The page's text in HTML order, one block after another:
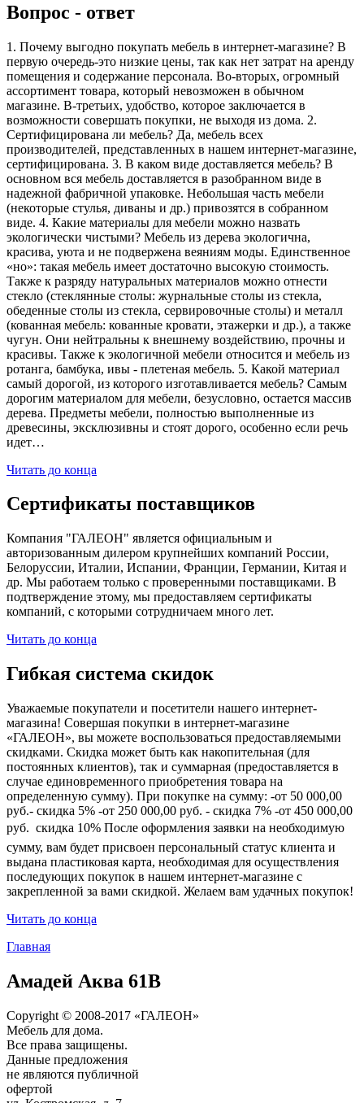
Вопрос - ответ
1. Почему выгодно покупать мебель в интернет-магазине? В
первую очередь-это низкие цены, так как нет затрат на аренду
помещения и содержание персонала. Во-вторых, огромный
ассортимент товара, который невозможен в обычном
магазине. В-третьих, удобство, которое заключается в
возможности совершать покупки, не выходя из дома. 2.
Сертифицирована ли мебель? Да, мебель всех
производителей, представленных в нашем интернет-магазине,
сертифицирована. 3. В каком виде доставляется мебель? В
основном вся мебель доставляется в разобранном виде в
надежной фабричной упаковке. Небольшая часть мебели
(некоторые стулья, диваны и др.) привозятся в собранном
виде. 4. Какие материалы для мебели можно назвать
экологически чистыми? Мебель из дерева экологична,
красива, уюта и не подвержена веяниям моды. Единственное
«но»: такая мебель имеет достаточно высокую стоимость.
Также к разряду натуральных материалов можно отнести
стекло (стеклянные столы: журнальные столы из стекла,
обеденные столы из стекла, сервировочные столы) и металл
(кованная мебель: кованные кровати, этажерки и др.), а также
чугун. Они нейтральны к внешнему воздействию, прочны и
красивы. Также к экологичной мебели относится и мебель из
ротанга, бамбука, ивы - плетеная мебель. 5. Какой материал
самый дорогой, из которого изготавливается мебель? Самым
дорогим материалом для мебели, безусловно, остается массив
дерева. Предметы мебели, полностью выполненные из
древесины, эксклюзивны и стоят дорого, особенно если речь
идет…
Читать до конца
Сертификаты поставщиков
Компания "ГАЛЕОН" является официальным и
авторизованным дилером крупнейших компаний России,
Белоруссии, Италии, Испании, Франции, Германии, Китая и
др. Мы работаем только с проверенными поставщиками. В
подтверждение этому, мы предоставляем сертификаты
компаний, с которыми сотрудничаем много лет.
Читать до конца
Гибкая система скидок
Уважаемые покупатели и посетители нашего интернет-
магазина! Совершая покупки в интернет-магазине
«ГАЛЕОН», вы можете воспользоваться предоставляемыми
скидками. Скидка может быть как накопительная (для
постоянных клиентов), так и суммарная (предоставляется в
случае единовременного приобретения товара на
определенную сумму). При покупке на сумму: -от 50 000,00
руб.- скидка 5% -от 250 000,00 руб. - скидка 7% -от 450 000,00
руб.  скидка 10% После оформления заявки на необходимую
сумму, вам будет присвоен персональный статус клиента и
выдана пластиковая карта, необходимая для осуществления
последующих покупок в нашем интернет-магазине с
закрепленной за вами скидкой. Желаем вам удачных покупок!
Читать до конца
Главная
Амадей Аква 61В
Copyright © 2008-2017 «ГАЛЕОН»
Мебель для дома.
Все права защищены.
Данные предложения
не являются публичной
офертой